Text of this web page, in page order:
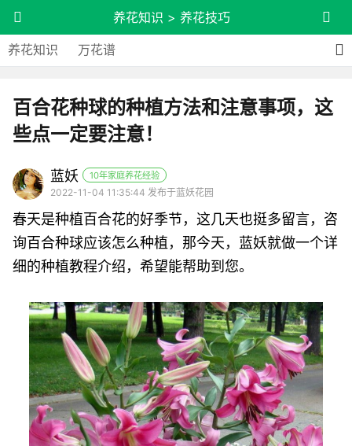
养花知识 >养花技巧
养花知识 万花谱
百合花种球的种植方法和注意事项，这
些点一定要注意！
蓝妖 10年家庭养花经验
2022-11-04 11:35:44 发布于蓝妖花园
春天是种植百合花的好季节，这几天也挺多留言，咨
询百合种球应该怎么种植，那今天，蓝妖就做一个详
细的种植教程介绍，希望能帮助到您。